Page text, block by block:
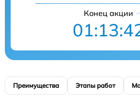
Конец акции
Преимущества Этапы работ